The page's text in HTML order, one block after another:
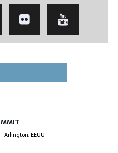
Arlington, EEUU